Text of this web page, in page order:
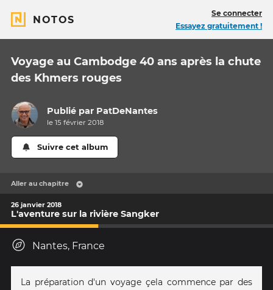
NOTOS
Se connecter
Essayez gratuitement !
Voyage au Cambodge 40 ans après la chute
des Khmers rouges
Publié par PatDeNantes
le 15 février 2018
Suivre cet album
Aller au chapitre
26 janvier 2018
L'aventure sur la rivière Sangker
Nantes, France
La préparation d'un voyage çela commence par des